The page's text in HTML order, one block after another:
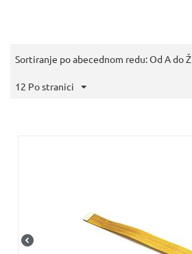
Sortiranje po abecednom redu: Od A do Ž
12 Po stranici